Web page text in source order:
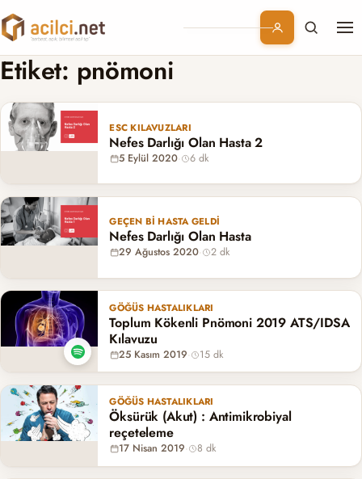
Branşlar
Konular
Kurumsal
Abonelik
Etiket: pnömoni
ESC KILAVUZLARI
Nefes Darlığı Olan Hasta 2
5 Eylül 2020· 6 dk
GEÇEN BI HASTA GELDI
Nefes Darlığı Olan Hasta
29 Ağustos 2020· 2 dk
GÖĞÜS HASTALIKLARI
Toplum Kökenli Pnömoni 2019 ATS/IDSA
Kılavuzu
25 Kasım 2019· 15 dk
GÖĞÜS HASTALIKLARI
Öksürük (Akut) : Antimikrobiyal
reçeteleme
17 Nisan 2019· 8 dk